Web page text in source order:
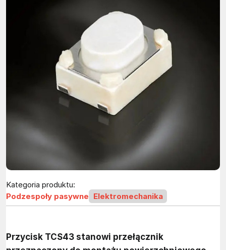
Kategoria produktu:
Podzespoły pasywne Elektromechanika
Przycisk TCS43 stanowi przełącznik